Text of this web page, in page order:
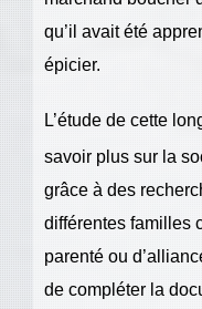
qu’il avait été
épicier.
L’étude de cette
savoir plus sur la
grâce à des
différentes familles
parenté ou
de compléter la